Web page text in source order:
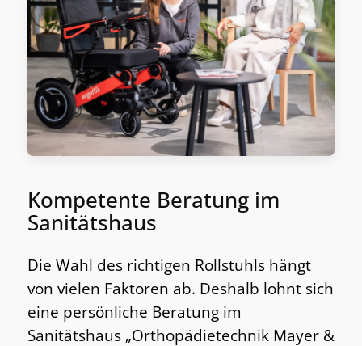
Kompetente Beratung im
Sanitätshaus
Die Wahl des richtigen Rollstuhls hängt
von vielen Faktoren ab. Deshalb lohnt sich
eine persönliche Beratung im
Sanitätshaus „Orthopädietechnik Mayer &